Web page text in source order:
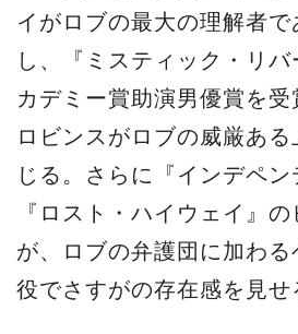
イがロブの最大の理解者
し、『ミスティック・リ
カデミー賞助演男優賞を受
ロビンスがロブの威厳あ
じる。さらに『インデペン
『ロスト・ハイウェイ』
が、ロブの弁護団に加わ
役でさすがの存在感を見せ